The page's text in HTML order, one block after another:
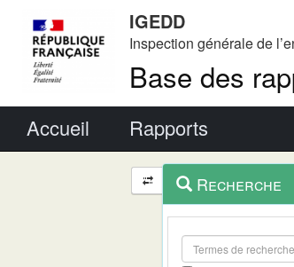
IGEDD
Inspection générale de
Base des
Accueil Rapports
Navigation
et
outils
contextuel
Recherche